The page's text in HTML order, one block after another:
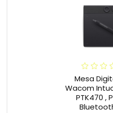
Mesa
Wacom
PTK470 ,